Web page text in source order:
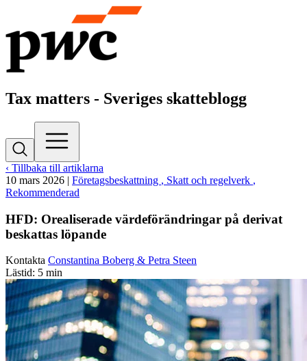
Tax matters - Sveriges skatteblogg
‹ Tillbaka till artiklarna
10 mars 2026 | Företagsbeskattning , Skatt och regelverk ,
Rekommenderad
HFD: Orealiserade värdeförändringar på derivat
beskattas löpande
Kontakta Constantina Boberg & Petra Steen
Lästid: 5 min